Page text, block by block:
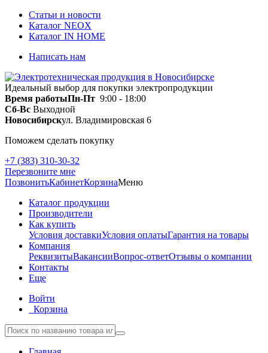
Статьи и новости
Каталог NEOX
Каталог IN HOME
Написать нам
Идеальный выбор для покупки электропродукции
Время работыПн-Пт 9:00 - 18:00
Сб-Вс Выходной
Новосибирскул. Владимировская 6
Поможем сделать покупку
+7 (383) 310-30-32
Перезвоните мне
ПозвонитьКабинетКорзинаМеню
Каталог продукции
Производители
Как купить
Условия доставкиУсловия оплатыГарантия на товары
Компания
РеквизитыВакансииВопрос-ответОтзывы о компании
Контакты
Еще
Войти
Корзина